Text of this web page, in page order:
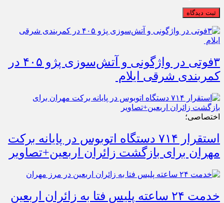
ثبت دیدگاه
۳فوتی در واژگونی و آتش‌سوزی پژو ۴۰۵ در
کمربندی شرقی ایلام
اختصاصی؛
استقرار ۷۱۴ دستگاه اتوبوس در پایانه برکت
مهران برای بازگشت زائران اربعین+تصاویر
خدمت ۲۴ ساعته پلیس فتا به زائران اربعین